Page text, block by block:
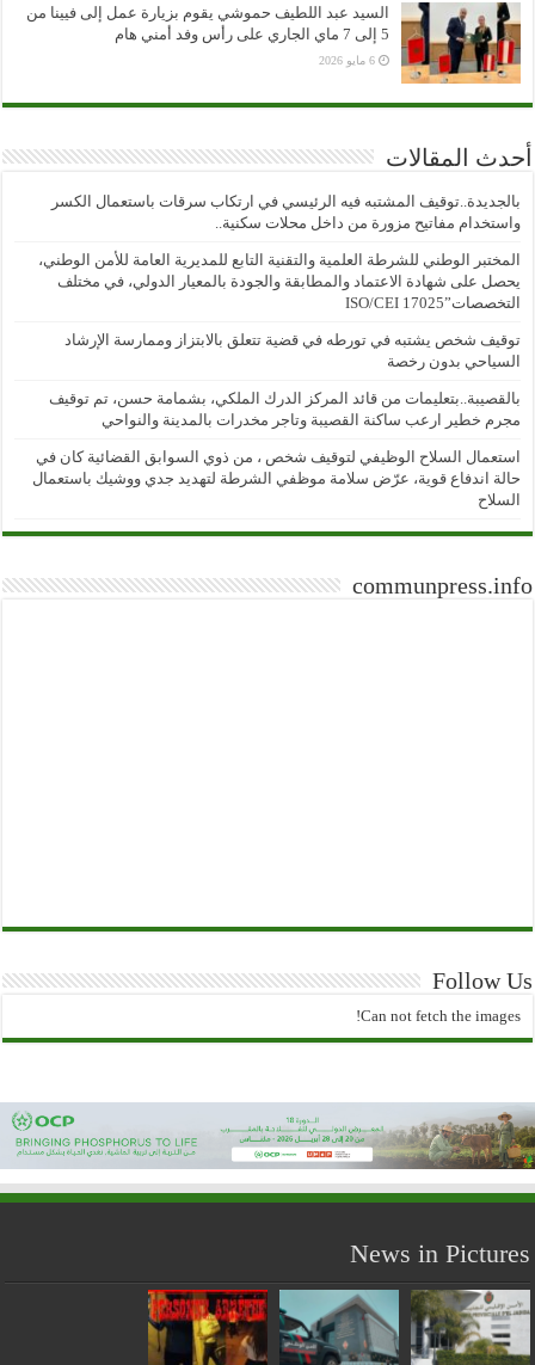
السيد عبد اللطيف حموشي يقوم بزيارة عمل إلى فيينا من
5 إلى 7 ماي الجاري على رأس وفد أمني هام
6 مايو 2026
أحدث المقالات
بالجديدة..توقيف المشتبه فيه الرئيسي في ارتكاب سرقات باستعمال الكسر
واستخدام مفاتيح مزورة من داخل محلات سكنية..
المختبر الوطني للشرطة العلمية والتقنية التابع للمديرية العامة للأمن الوطني،
يحصل على شهادة الاعتماد والمطابقة والجودة بالمعيار الدولي، في مختلف
التخصصات”ISO/CEI 17025
توقيف شخص يشتبه في تورطه في قضية تتعلق بالابتزاز وممارسة الإرشاد
السياحي بدون رخصة
بالقصيبة..بتعليمات من قائد المركز الدرك الملكي، بشمامة حسن، تم توقيف
مجرم خطير ارعب ساكنة القصيبة وتاجر مخدرات بالمدينة والنواحي
استعمال السلاح الوظيفي لتوقيف شخص ، من ذوي السوابق القضائية كان في
حالة اندفاع قوية، عرّض سلامة موظفي الشرطة لتهديد جدي ووشيك باستعمال
السلاح
communpress.info
Follow Us
Can not fetch the images!
News in Pictures